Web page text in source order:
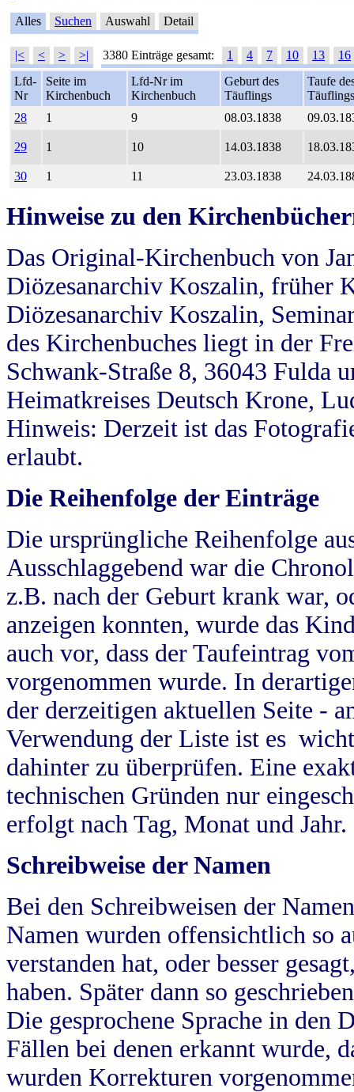
Alles Suchen Auswahl Detail
|< < > >| 3380 Einträge gesamt: 1 4 7 10 13
16
Lfd-
Nr
Seite im
Kirchenbuch
Lfd-Nr im
Kirchenbuch
Geburt des
Täuflings
Taufe
Täuflings
28
1 9 08.03.1838
29 1 10 14.03.1838
30 1 11 23.03.1838
Hinweise zu den
Das Original-Kirchenbuch von
Diözesanarchiv Koszalin, früher
Diözesanarchiv Koszalin,
des Kirchenbuches liegt in der
Schwank-Straße 8, 36043 Fulda
Heimatkreises Deutsch Krone,
Hinweis: Derzeit ist das
erlaubt.
Die Reihenfolge der Einträge
Die ursprüngliche Reihenfolge
Ausschlaggebend war die
z.B. nach der Geburt krank war,
anzeigen konnten, wurde das
auch vor, dass der Taufeintrag
vorgenommen wurde. In
der derzeitigen aktuellen Seite -
Verwendung der Liste ist es
dahinter zu überprüfen. Eine
technischen Gründen nur
erfolgt nach Tag, Monat und Jahr.
Schreibweise der Namen
Bei den Schreibweisen der
Namen wurden offensichtlich so
verstanden hat, oder besser
haben. Später dann so
Die gesprochene Sprache in
Fällen bei denen erkannt wurde,
wurden Korrekturen